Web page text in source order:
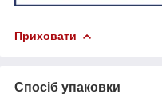
Приховати
Спосіб упаковки